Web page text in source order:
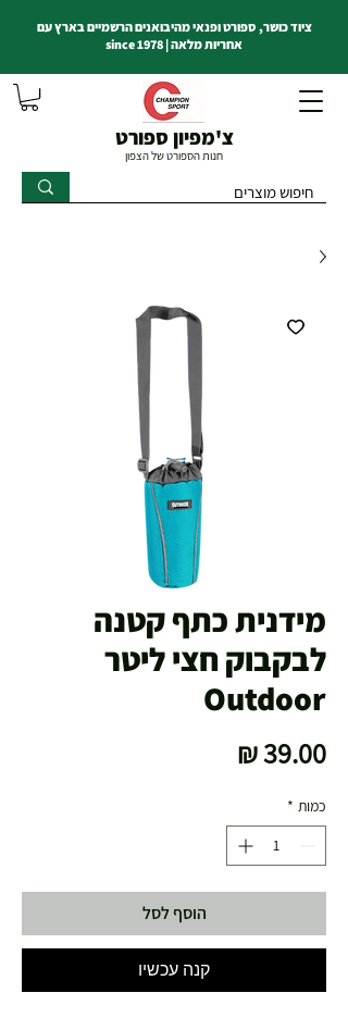
צ'מפיון ספורט
חנות הספורט של הצפון
ציוד כושר, ספורט ופנאי מהיבואנים הרשמיים בארץ עם
אחריות מלאה | since 1978
מידנית כתף קטנה
לבקבוק חצי ליטר
Outdoor
כמות *
הוסף לסל
קנה עכשיו